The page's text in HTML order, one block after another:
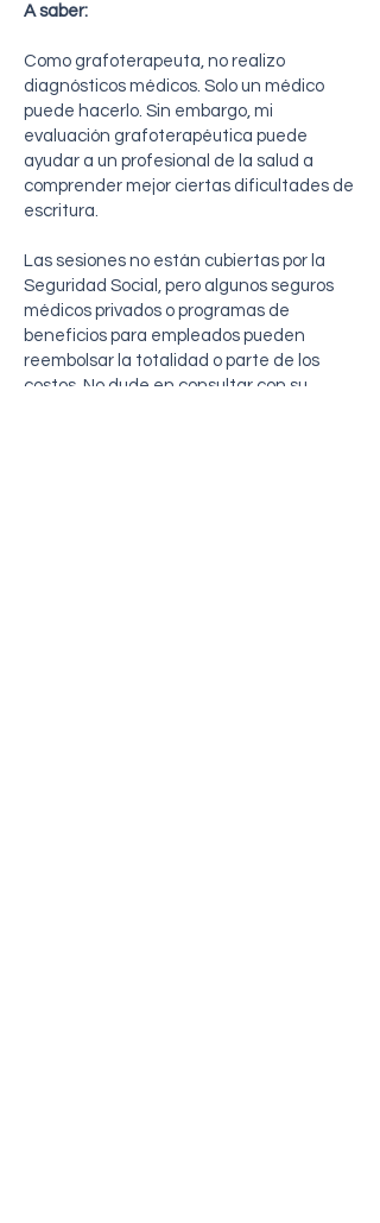
A saber:
Como grafoterapeuta, no realizo
diagnósticos médicos. Solo un médico
puede hacerlo. Sin embargo, mi
evaluación grafoterapéutica puede
ayudar a un profesional de la salud a
comprender mejor ciertas dificultades de
escritura.
Las sesiones no están cubiertas por la
Seguridad Social, pero algunos seguros
médicos privados o programas de
beneficios para empleados pueden
reembolsar la totalidad o parte de los
costos. No dude en consultar con su